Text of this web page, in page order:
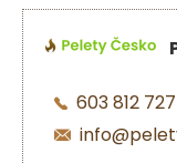
603 812 727